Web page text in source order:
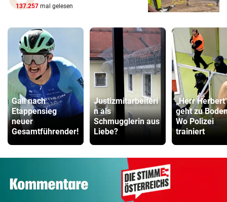
137.257 mal gelesen
Gall nach
Etappensieg
neuer
Gesamtführender!
Justizmitarbeiteri
n als
Schmugglerin aus
Liebe?
„Herr
geht zu
Wo Polizei
trainiert